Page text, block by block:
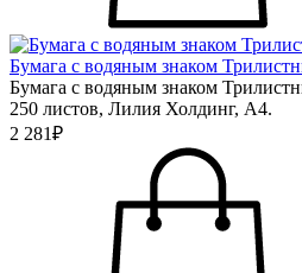
Бумага с водяным знаком
Бумага с водяным знаком
250 листов, Лилия Холдинг, А4.
2 281₽